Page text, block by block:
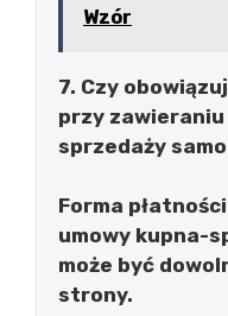
Wzór
7. Czy
przy
sprzedaży
Forma
umowy kupna-
może być
strony.